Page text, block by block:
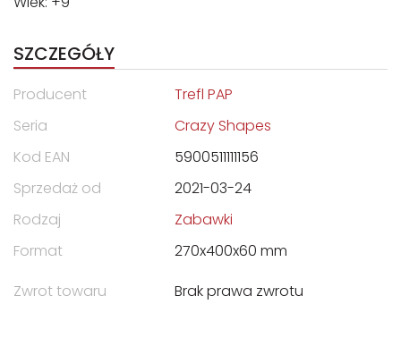
SZCZEGÓŁY
Producent
Trefl PAP
Seria
Crazy Shapes
Kod EAN
5900511111156
Sprzedaż od
2021-03-24
Rodzaj
Zabawki
Format
270x400x60 mm
Zwrot towaru
Brak prawa zwrotu